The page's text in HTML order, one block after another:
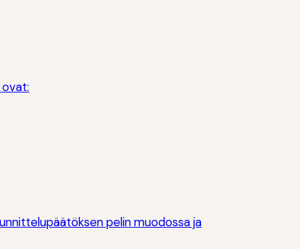
pelin muodossa ja